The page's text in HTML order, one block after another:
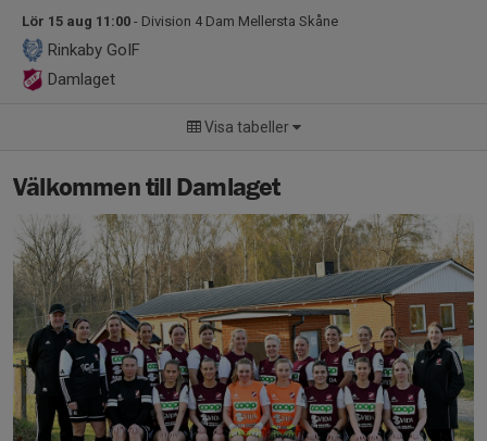
Lör 15 aug 11:00 - Division 4 Dam Mellersta Skåne
Rinkaby GoIF
Damlaget
Visa tabeller
Välkommen till Damlaget